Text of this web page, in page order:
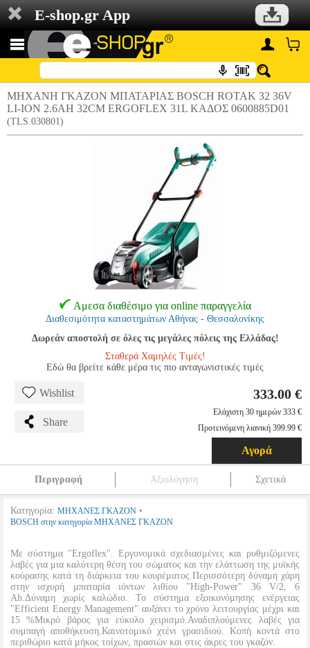
E-shop.gr App
ΜΗΧΑΝΗ ΓΚΑΖΟΝ ΜΠΑΤΑΡΙΑΣ BOSCH ROTAK 32 36V
LI-ION 2.6AH 32CM ERGOFLEX 31L ΚΑΔΟΣ 0600885D01
(TLS.030801)
Αμεσα διαθέσιμο για online παραγγελία
Διαθεσιμότητα καταστημάτων Αθήνας - Θεσσαλονίκης
Δωρεάν αποστολή σε όλες τις μεγάλες πόλεις της Ελλάδας!
Σταθερά Χαμηλές Τιμές!
Εδώ θα βρείτε κάθε μέρα τις πιο ανταγωνιστικές τιμές
Wishlist
Share
333.00 €
Ελάχιστη 30 ημερών 333 €
Προτεινόμενη λιανική 399.99 €
Αγορά
Περιγραφή Αξιολόγηση Σχετικά
Κατηγορία: ΜΗΧΑΝΕΣ ΓΚΑΖΟΝ •
BOSCH στην κατηγορία ΜΗΧΑΝΕΣ ΓΚΑΖΟΝ
Με σύστημα "Ergoflex". Εργονομικά σχεδιασμένες και ρυθμιζόμενες
λαβές για μια καλύτερη θέση του σώματος και την ελάττωση της μυϊκής
κούρασης κατά τη διάρκεια του κουρέματος.Περισσότερη δύναμη χάρη
στην ισχυρή μπαταρία ιόντων λιθίου "High-Power" 36 V/2, 6
Ah.Δύναμη χωρίς καλώδιο. Το σύστημα εξοικονόμησης ενέργειας
"Efficient Energy Management" αυξάνει το χρόνο λειτουργίας μέχρι και
15 %Μικρό βάρος για εύκολο χειρισμό.Αναδιπλούμενες λαβές για
συμπαγή αποθήκευση.Καινοτομικό χτένι γρασιδιού. Κοπή κοντά στο
περιθώριο κατά μήκος τοίχων, πρασιών και στις άκρες του γκαζόν.